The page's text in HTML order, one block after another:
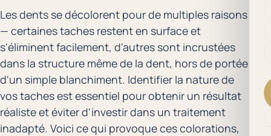
Les dents se décolorent pour de multiples raisons
— certaines taches restent en surface et
s'éliminent facilement, d'autres sont incrustées
dans la structure même de la dent, hors de portée
d'un simple blanchiment. Identifier la nature de
vos taches est essentiel pour obtenir un résultat
réaliste et éviter d'investir dans un traitement
inadapté. Voici ce qui provoque ces colorations,